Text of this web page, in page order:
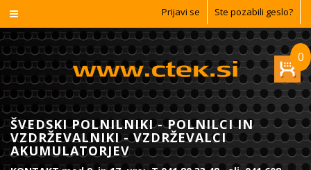
Prijavi se Ste pozabili geslo?
0
ŠVEDSKI POLNILNIKI - POLNILCI IN
VZDRŽEVALNIKI - VZDRŽEVALCI
AKUMULATORJEV